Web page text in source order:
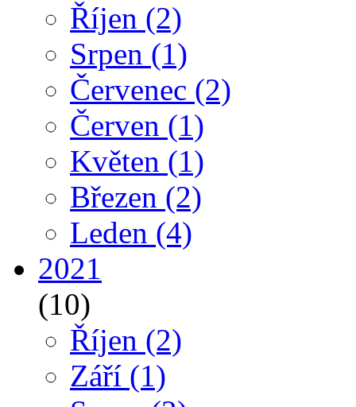
Říjen (2)
Srpen (1)
Červenec (2)
Červen (1)
Květen (1)
Březen (2)
Leden (4)
2021
(10)
Říjen (2)
Září (1)